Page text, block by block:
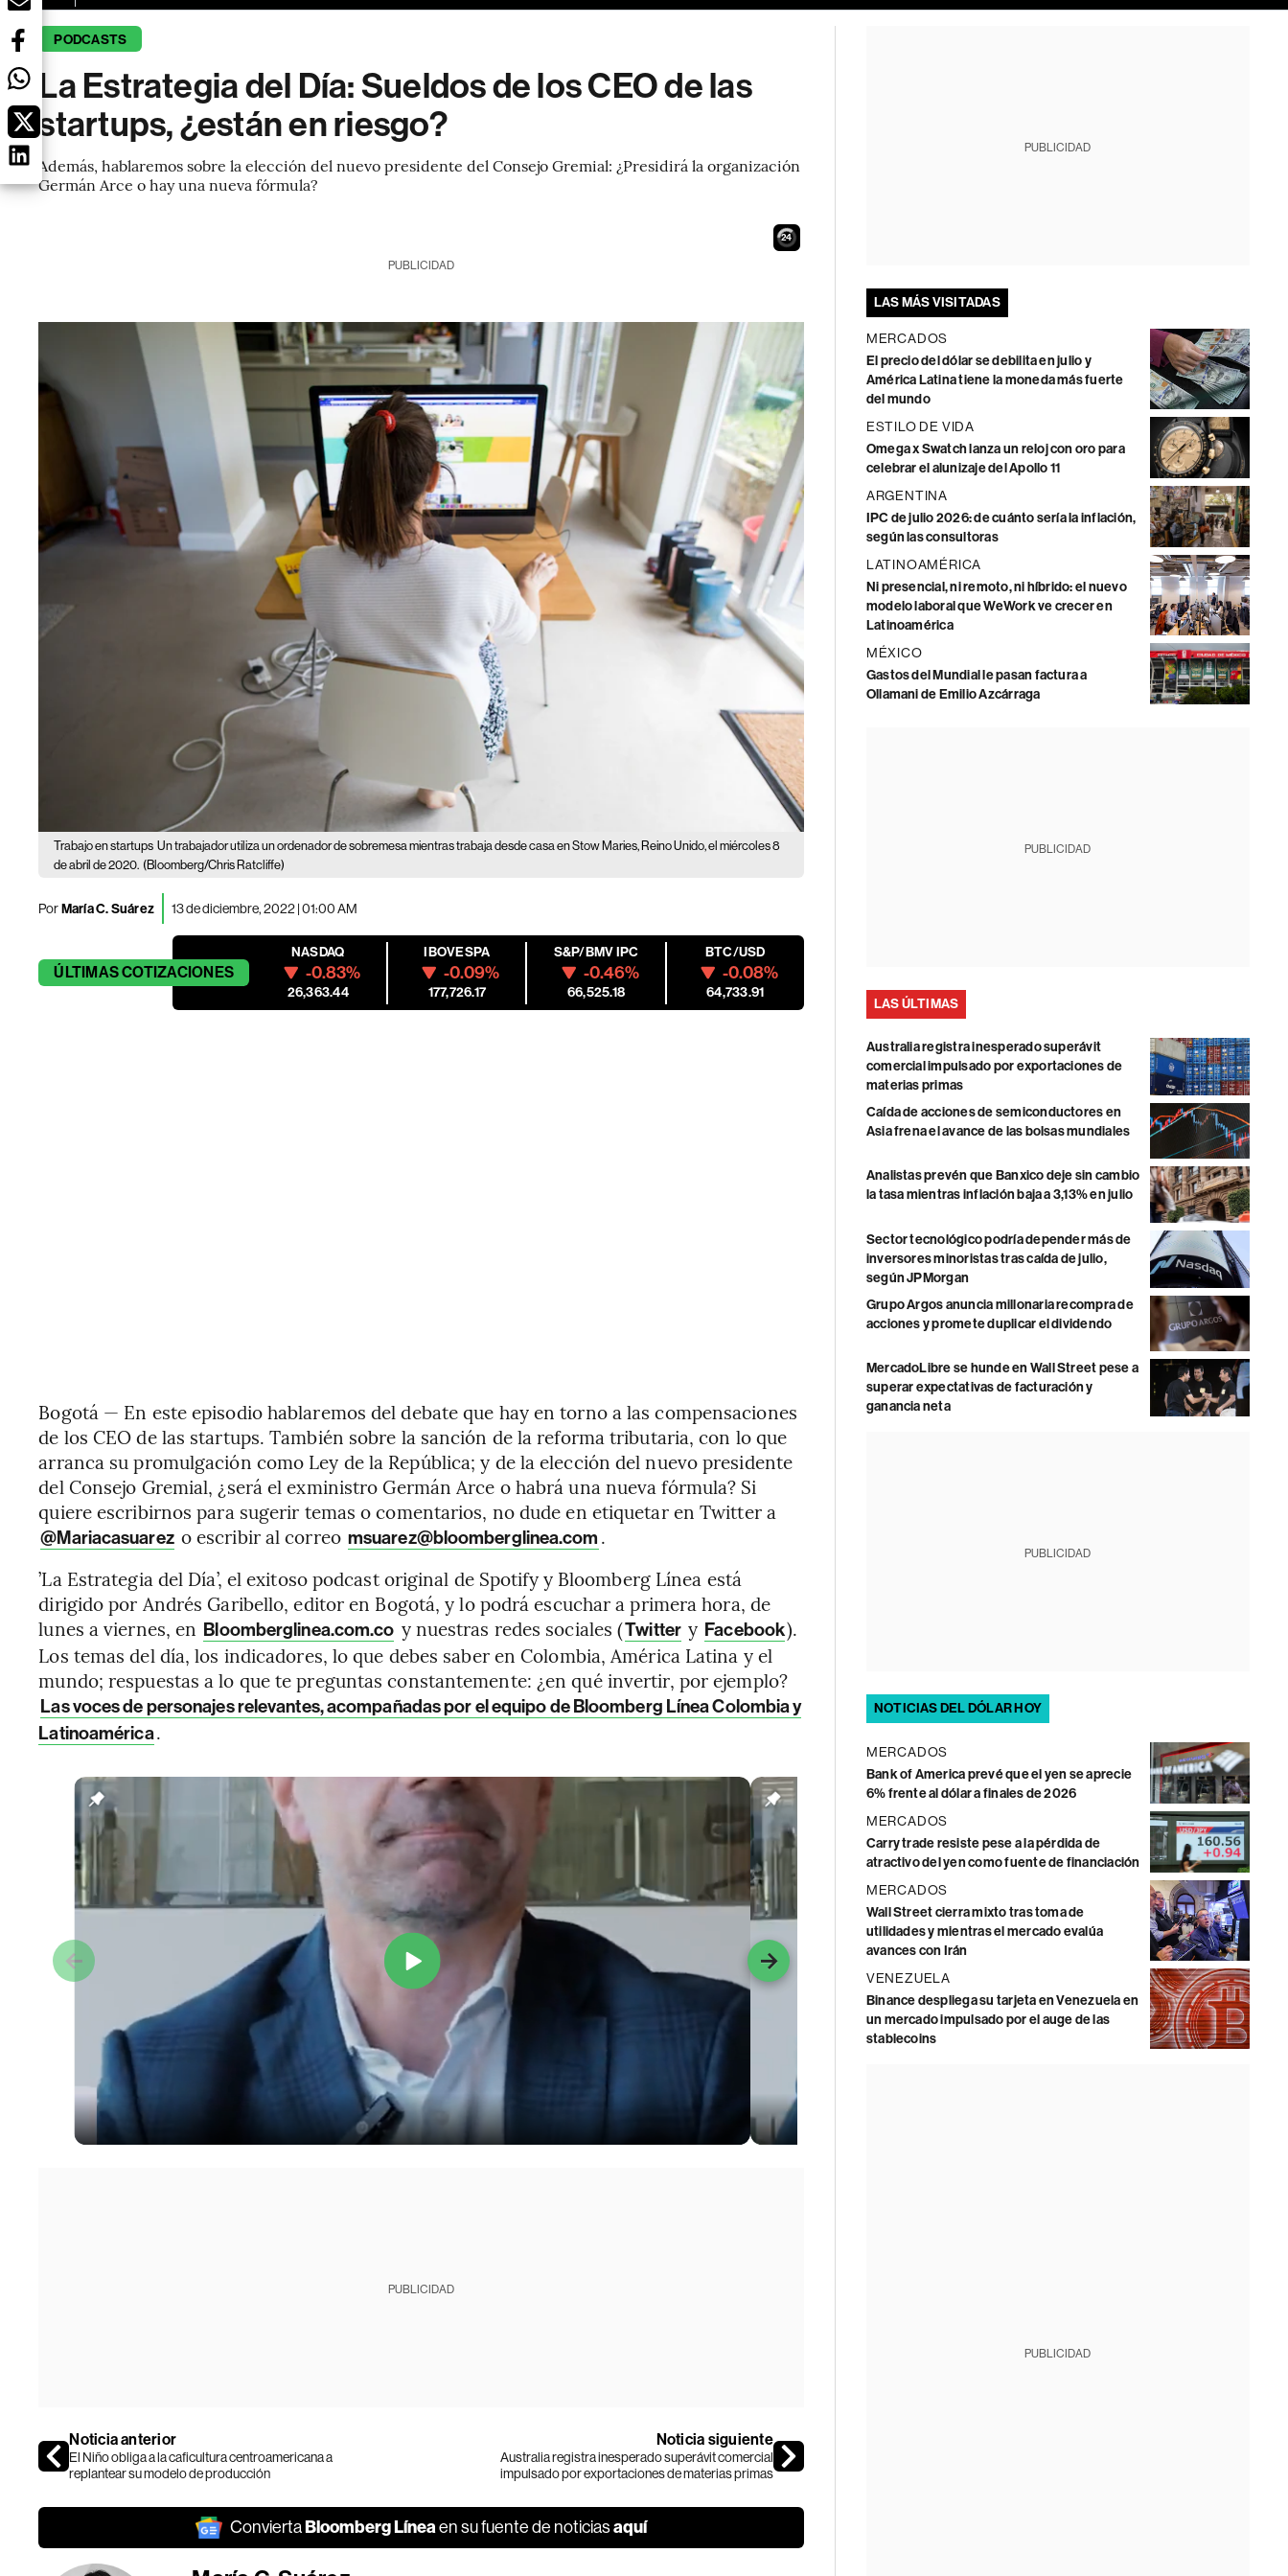
PODCASTS
La Estrategia del Día: Sueldos de los CEO de las
startups, ¿están en riesgo?
Además, hablaremos sobre la elección del nuevo presidente del Consejo Gremial: ¿Presidirá la organización
Germán Arce o hay una nueva fórmula?
23
PUBLICIDAD
Trabajo en startups Un trabajador utiliza un ordenador de sobremesa mientras trabaja desde casa en Stow Maries, Reino Unido, el miércoles 8
de abril de 2020. (Bloomberg/Chris Ratcliffe)
PorMaría C. Suárez 13 de diciembre, 2022 | 01:00 AM
ÚLTIMASCOTIZACIONES
NASDAQ
-0.83%
26,363.44
IBOVESPA
-0.09%
177,726.17
S&P/BMV IPC
-0.46%
66,525.18
BTC/USD
-0.08%
64,733.91
Bogotá — En este episodio hablaremos del debate que hay en torno a las compensaciones
de los CEO de las startups. También sobre la sanción de la reforma tributaria, con lo que
arranca su promulgación como Ley de la República; y de la elección del nuevo presidente
del Consejo Gremial, ¿será el exministro Germán Arce o habrá una nueva fórmula? Si
quiere escribirnos para sugerir temas o comentarios, no dude en etiquetar en Twitter a
@Mariacasuarez o escribir al correo msuarez@bloomberglinea.com .
’La Estrategia del Día’, el exitoso podcast original de Spotify y Bloomberg Línea está
dirigido por Andrés Garibello, editor en Bogotá, y lo podrá escuchar a primera hora, de
lunes a viernes, en Bloomberglinea.com.co y nuestras redes sociales (Twitter y Facebook).
Los temas del día, los indicadores, lo que debes saber en Colombia, América Latina y el
mundo; respuestas a lo que te preguntas constantemente: ¿en qué invertir, por ejemplo?
Las voces de personajes relevantes, acompañadas por el equipo de Bloomberg Línea Colombia y
Latinoamérica.
PUBLICIDAD
Noticia anterior
El Niño obliga a la caficultura centroamericana a
replantear su modelo de producción
Noticia siguiente
Australia registra inesperado superávit comercial
impulsado por exportaciones de materias primas
ConviertaBloomberg Líneaen su fuente de noticiasaquí
PUBLICIDAD
LAS MÁS VISITADAS
MERCADOS
El precio del dólar se debilita en julio y
América Latina tiene la moneda más fuerte
del mundo
ESTILO DE VIDA
Omega x Swatch lanza un reloj con oro para
celebrar el alunizaje del Apollo 11
ARGENTINA
IPC de julio 2026: de cuánto sería la inflación,
según las consultoras
LATINOAMÉRICA
Ni presencial, ni remoto, ni híbrido: el nuevo
modelo laboral que WeWork ve crecer en
Latinoamérica
MÉXICO
Gastos del Mundial le pasan factura a
Ollamani de Emilio Azcárraga
PUBLICIDAD
LAS ÚLTIMAS
Australia registra inesperado superávit
comercial impulsado por exportaciones de
materias primas
Caída de acciones de semiconductores en
Asia frena el avance de las bolsas mundiales
Analistas prevén que Banxico deje sin cambio
la tasa mientras inflación baja a 3,13% en julio
Sector tecnológico podría depender más de
inversores minoristas tras caída de julio,
según JPMorgan
Grupo Argos anuncia millonaria recompra de
acciones y promete duplicar el dividendo
MercadoLibre se hunde en Wall Street pese a
superar expectativas de facturación y
ganancia neta
PUBLICIDAD
NOTICIAS DEL DÓLAR HOY
MERCADOS
Bank of America prevé que el yen se aprecie
6% frente al dólar a finales de 2026
MERCADOS
Carry trade resiste pese a la pérdida de
atractivo del yen como fuente de financiación
MERCADOS
Wall Street cierra mixto tras toma de
utilidades y mientras el mercado evalúa
avances con Irán
VENEZUELA
Binance despliega su tarjeta en Venezuela en
un mercado impulsado por el auge de las
stablecoins
PUBLICIDAD